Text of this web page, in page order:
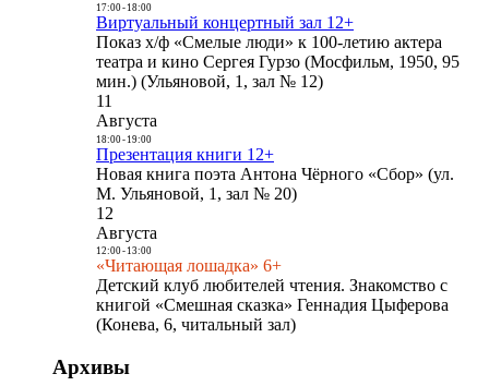
17:00- 18:00
Виртуальный концертный зал 12+
Показ х/ф «Смелые люди» к 100-летию актера
театра и кино Сергея Гурзо (Мосфильм, 1950, 95
мин.) (Ульяновой, 1, зал № 12)
11
Августа
18:00- 19:00
Презентация книги 12+
Новая книга поэта Антона Чёрного «Сбор» (ул.
М. Ульяновой, 1, зал № 20)
12
Августа
12:00- 13:00
«Читающая лошадка» 6+
Детский клуб любителей чтения. Знакомство с
книгой «Смешная сказка» Геннадия Цыферова
(Конева, 6, читальный зал)
Архивы